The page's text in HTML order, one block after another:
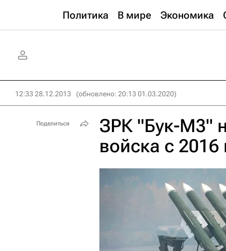
Политика В мире Экономика
12:33 28.12.2013 (обновлено: 20:13 01.03.2020)
ЗРК "Бук-М3"
войска с 2016
Поделиться